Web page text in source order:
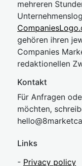
mehreren
gehören ihren
Companies
redaktionellen
Kontakt
Für Anfragen
möchten,
hello@8market
Links
- Privacy policy